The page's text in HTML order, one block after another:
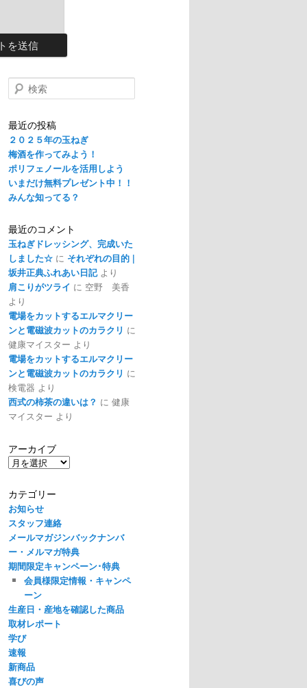
検
索
最近の投稿
２０２５年の玉ねぎ
梅酒を作ってみよう！
ポリフェノールを活用しよう
いまだけ無料プレゼント中！！
みんな知ってる？
最近のコメント
玉ねぎドレッシング、完成いた
しました☆ に それぞれの目的 |
坂井正典ふれあい日記より
肩こりがツライ に 空野 美香
より
電場をカットするエルマクリー
ンと電磁波カットのカラクリ に
健康マイスター より
電場をカットするエルマクリー
ンと電磁波カットのカラクリ に
検電器 より
西式の柿茶の違いは？ に 健康
マイスター より
アーカイブ
ア
カ
イ
ブ
カテゴリー
お知らせ
スタッフ連絡
メールマガジンバックナンバ
ー・メルマガ特典
期間限定キャンペーン･特典
会員様限定情報・キャンペ
ーン
生産日・産地を確認した商品
取材レポート
学び
速報
新商品
喜びの声